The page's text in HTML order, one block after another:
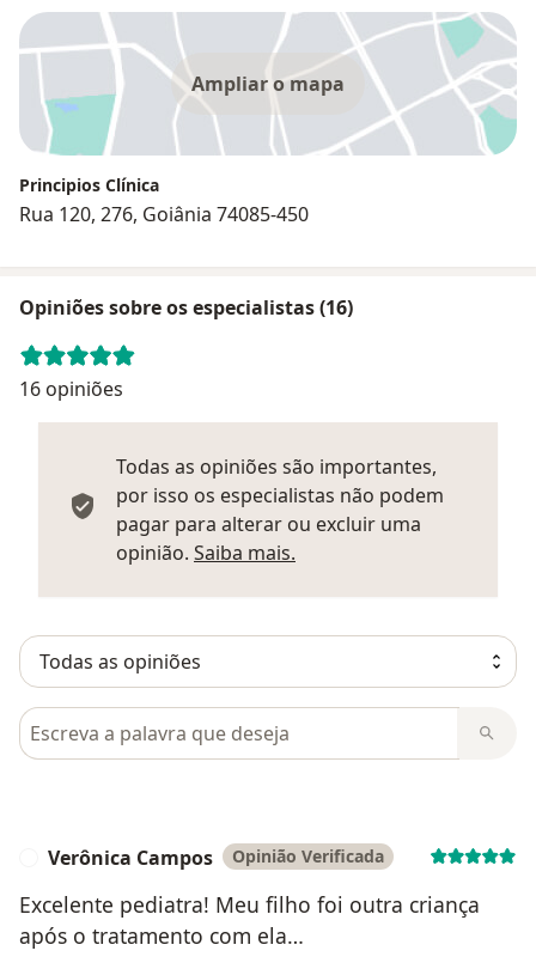
Ampliar o mapa
Principios Clínica
Rua 120, 276, Goiânia 74085-450
Opiniões sobre os especialistas (16)
16 opiniões
Todas as opiniões são importantes,
por isso os especialistas não podem
pagar para alterar ou excluir uma
opinião. Saiba mais.
Pesquisar em opiniões
Verônica Campos Opinião Verificada
Excelente pediatra! Meu filho foi outra criança
após o tratamento com ela…